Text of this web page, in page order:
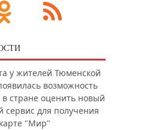
у жителей Тюменской
возможность
стране оценить новый
сервис для получения
"Мир"